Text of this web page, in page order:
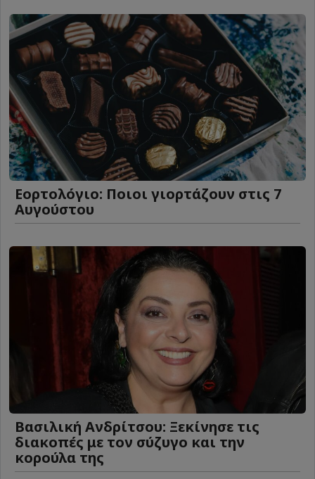
Εορτολόγιο: Ποιοι γιορτάζουν στις 7
Αυγούστου
Βασιλική Ανδρίτσου: Ξεκίνησε τις
διακοπές με τον σύζυγο και την
κορούλα της